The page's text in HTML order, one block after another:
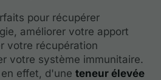
pour récupérer
améliorer votre apport
votre récupération
votre système immunitaire.
effet, d'une teneur élevée